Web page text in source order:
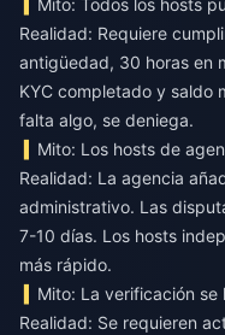
Mito: Todos los hosts
Realidad: Requiere
antigüedad, 30 horas en
KYC completado y saldo
falta algo, se deniega.
Mito: Los hosts de
Realidad: La agencia
administrativo. Las
7-10 días. Los hosts
más rápido.
Mito: La verificación se
Realidad: Se requieren